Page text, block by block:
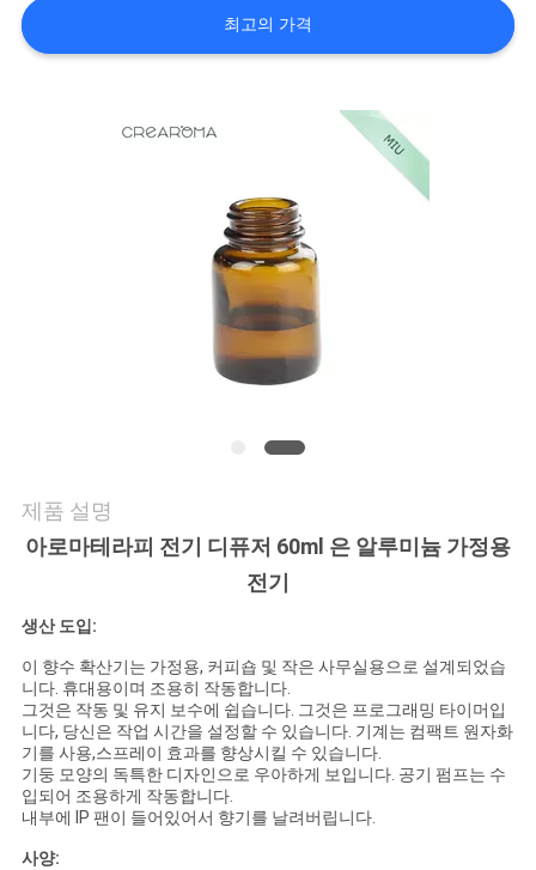
대
관
연
락
주
세
요
최고의 가격
제품 설명
아로마테라피 전기 디퓨저 60ml 은 알루미늄 가정용
전기
생산 도입:
이 향수 확산기는 가정용, 커피숍 및 작은 사무실용으로 설계되었습
니다. 휴대용이며 조용히 작동합니다.
그것은 작동 및 유지 보수에 쉽습니다. 그것은 프로그래밍 타이머입
니다, 당신은 작업 시간을 설정할 수 있습니다. 기계는 컴팩트 원자화
기를 사용,스프레이 효과를 향상시킬 수 있습니다.
기둥 모양의 독특한 디자인으로 우아하게 보입니다. 공기 펌프는 수
입되어 조용하게 작동합니다.
내부에 IP 팬이 들어있어서 향기를 날려버립니다.
사양: